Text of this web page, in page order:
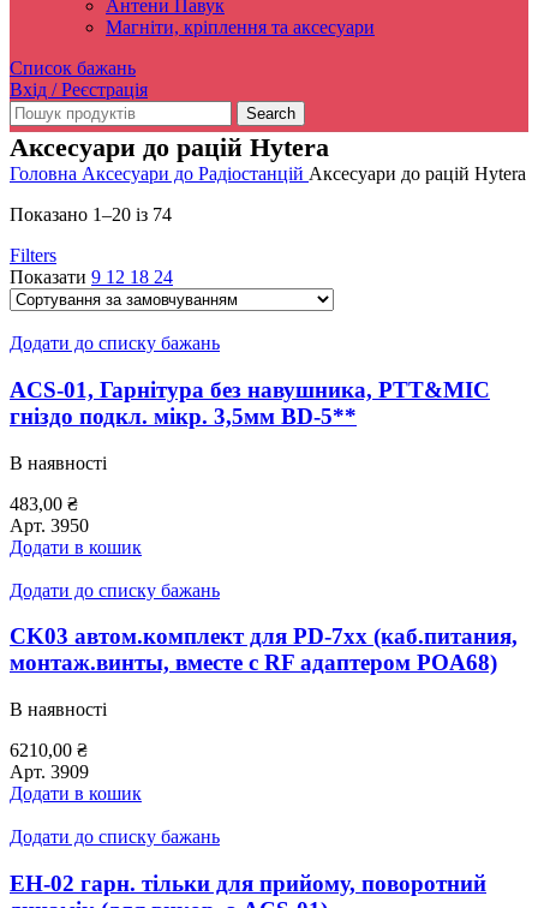
Антени Павук
Магніти, кріплення та аксесуари
Список бажань
Вхід / Реєстрація
Search
Аксесуари до рацій Hytera
Головна Аксесуари до Радіостанцій Аксесуари до рацій Hytera
Показано 1–20 із 74
Filters
Показати 9 12 18 24
Додати до списку бажань
ACS-01, Гарнітура без навушника, PTT&MIC
гніздо подкл. мікр. 3,5мм BD-5**
В наявності
483,00 ₴
Арт. 3950
Додати в кошик
Додати до списку бажань
CK03 автом.комплект для PD-7xx (каб.питания,
монтаж.винты, вместе с RF адаптером POA68)
В наявності
6210,00 ₴
Арт. 3909
Додати в кошик
Додати до списку бажань
EH-02 гарн. тільки для прийому, поворотний